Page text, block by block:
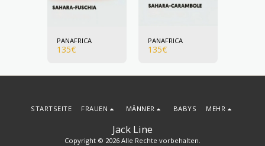
PANAFRICA
135€
PANAFRICA
135€
Jack Line
Copyright © 2026 Alle Rechte vorbehalten.
STARTSEITE FRAUEN MÄNNER BABYS MEHR